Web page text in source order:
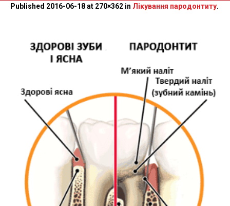
Published 2016-06-18at 270×362 in Лікування пародонтиту.